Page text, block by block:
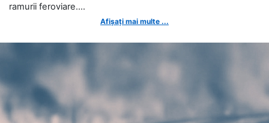
ramurii feroviare....
Afișați mai multe ...